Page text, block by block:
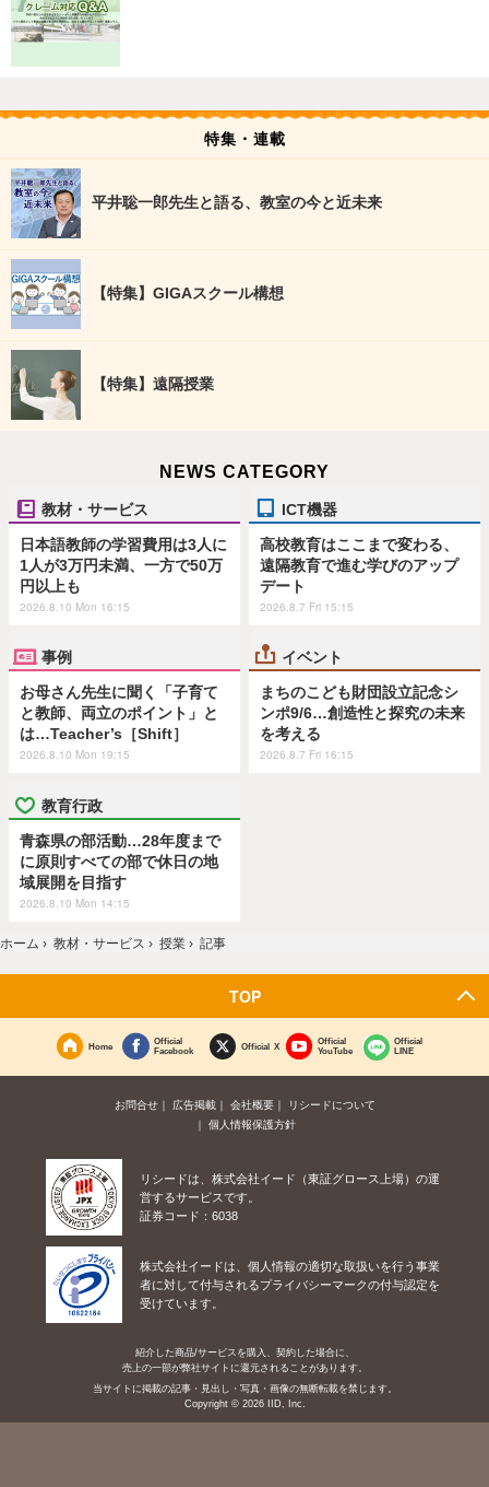
特集・連載
平井聡一郎先生と語る、教室の今と近未来
【特集】GIGAスクール構想
【特集】遠隔授業
NEWS CATEGORY
教材・サービス
日本語教師の学習費用は3人に
1人が3万円未満、一方で50万
円以上も
2026.8.10 Mon 16:15
ICT機器
高校教育はここまで変わる、
遠隔教育で進む学びのアップ
デート
2026.8.7 Fri 15:15
事例
お母さん先生に聞く「子育て
と教師、両立のポイント」と
は…Teacher’s［Shift］
2026.8.10 Mon 19:15
イベント
まちのこども財団設立記念シ
ンポ9/6…創造性と探究の未来
を考える
2026.8.7 Fri 16:15
教育行政
青森県の部活動…28年度まで
に原則すべての部で休日の地
域展開を目指す
2026.8.10 Mon 14:15
ホーム › 教材・サービス › 授業 › 記事
TOP
Home
Official
Facebook
Official X
Official
YouTube
Official
LINE
お問合せ 広告掲載 会社概要
リシードについて
個人情報保護方針
リシードは、株式会社イード（東証グロース上場）の運
営するサービスです。
証券コード：6038
株式会社イードは、個人情報の適切な取扱いを行う事業
者に対して付与されるプライバシーマークの付与認定を
受けています。
紹介した商品/サービスを購入、契約した場合に、
売上の一部が弊社サイトに還元されることがあります。
当サイトに掲載の記事・見出し・写真・画像の無断転載を禁じます。
Copyright © 2026 IID, Inc.